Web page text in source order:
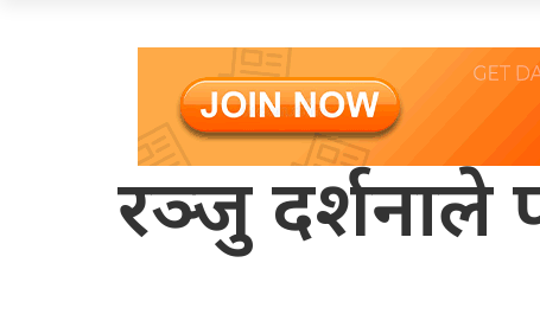
रञ्जु दर्शनाले